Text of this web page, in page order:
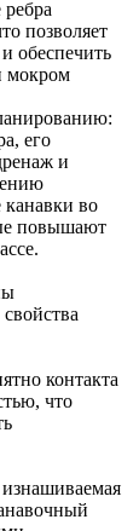
позволяет
обеспечить
мокром
его
и
во
повышают
контакта
что
изнашиваемая